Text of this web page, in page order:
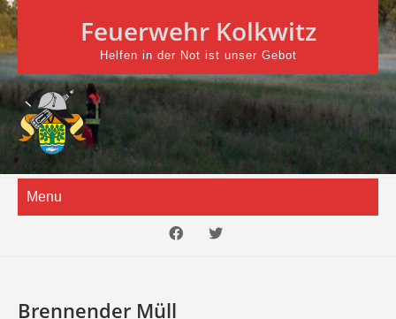
Skip
to
content
Feuerwehr Kolkwitz
Helfen in der Not ist unser Gebot
Menu
Brennender Müll